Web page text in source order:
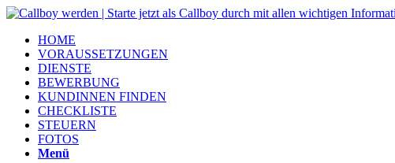
HOME
VORAUSSETZUNGEN
DIENSTE
BEWERBUNG
KUNDINNEN FINDEN
CHECKLISTE
STEUERN
FOTOS
Menü